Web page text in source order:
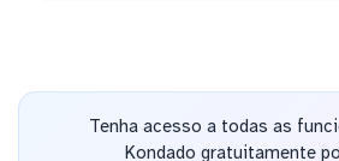
Tenha acesso a todas as
Kondado gratuitamente